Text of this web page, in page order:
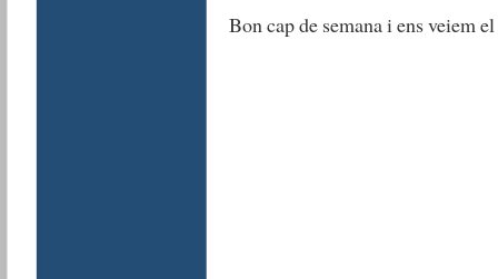
Bon cap de semana i ens veiem